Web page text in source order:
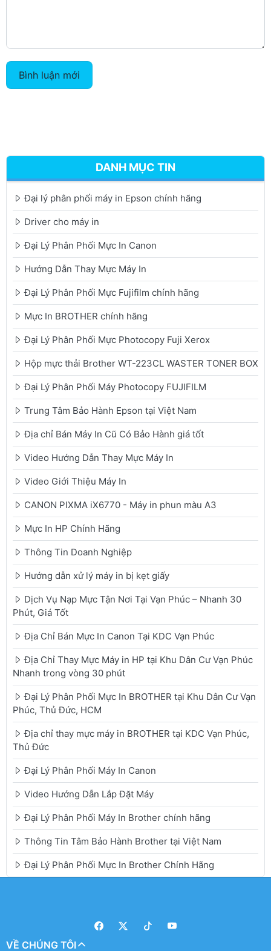
Bình luận mới
DANH MỤC TIN
Đại lý phân phối máy in Epson chính hãng
Driver cho máy in
Đại Lý Phân Phối Mực In Canon
Hướng Dẫn Thay Mực Máy In
Đại Lý Phân Phối Mực Fujifilm chính hãng
Mực In BROTHER chính hãng
Đại Lý Phân Phối Mực Photocopy Fuji Xerox
Hộp mực thải Brother WT-223CL WASTER TONER BOX
Đại Lý Phân Phối Máy Photocopy FUJIFILM
Trung Tâm Bảo Hành Epson tại Việt Nam
Địa chỉ Bán Máy In Cũ Có Bảo Hành giá tốt
Video Hướng Dẫn Thay Mực Máy In
Video Giới Thiệu Máy In
CANON PIXMA iX6770 - Máy in phun màu A3
Mực In HP Chính Hãng
Thông Tin Doanh Nghiệp
Hướng dẫn xử lý máy in bị kẹt giấy
Dịch Vụ Nạp Mực Tận Nơi Tại Vạn Phúc – Nhanh 30
Phút, Giá Tốt
Địa Chỉ Bán Mực In Canon Tại KDC Vạn Phúc
Địa Chỉ Thay Mực Máy in HP tại Khu Dân Cư Vạn Phúc
Nhanh trong vòng 30 phút
Đại Lý Phân Phối Mực In BROTHER tại Khu Dân Cư Vạn
Phúc, Thủ Đức, HCM
Địa chỉ thay mực máy in BROTHER tại KDC Vạn Phúc,
Thủ Đức
Đại Lý Phân Phối Máy In Canon
Video Hướng Dẫn Lắp Đặt Máy
Đại Lý Phân Phối Máy In Brother chính hãng
Thông Tin Tâm Bảo Hành Brother tại Việt Nam
Đại Lý Phân Phối Mực In Brother Chính Hãng
VỀ CHÚNG TÔI